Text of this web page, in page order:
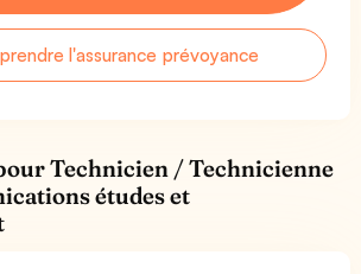
l'assurance prévoyance
Technicien / Technicienne
études et